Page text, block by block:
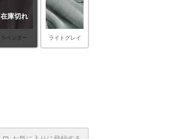
ラベンダー
在庫切れ
ライトグレイ